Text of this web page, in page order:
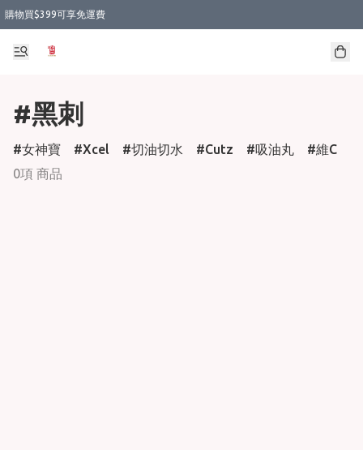
購物買$399可享免運費
#黑刺
女神寶 Xcel 切油切水 Cutz 吸油丸 維C
0項 商品